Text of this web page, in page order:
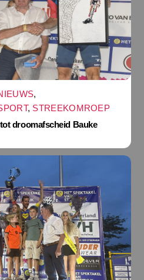
,
, STREEKOMROEP
droomafscheid Bauke